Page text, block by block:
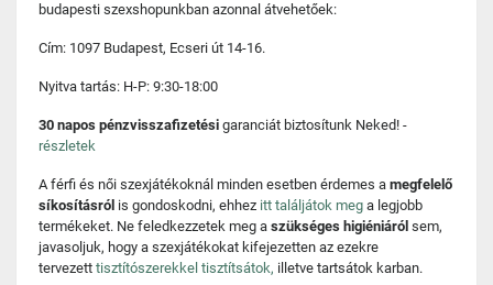
budapesti szexshopunkban azonnal átvehetőek:
Cím: 1097 Budapest, Ecseri út 14-16.
Nyitva tartás: H-P: 9:30-18:00
30 napos pénzvisszafizetési garanciát biztosítunk Neked! -
részletek
A férfi és női szexjátékoknál minden esetben érdemes a megfelelő
síkosításról is gondoskodni, ehhez itt találjátok meg a legjobb
termékeket. Ne feledkezzetek meg a szükséges higiéniáról sem,
javasoljuk, hogy a szexjátékokat kifejezetten az ezekre
tervezett tisztítószerekkel tisztítsátok, illetve tartsátok karban.